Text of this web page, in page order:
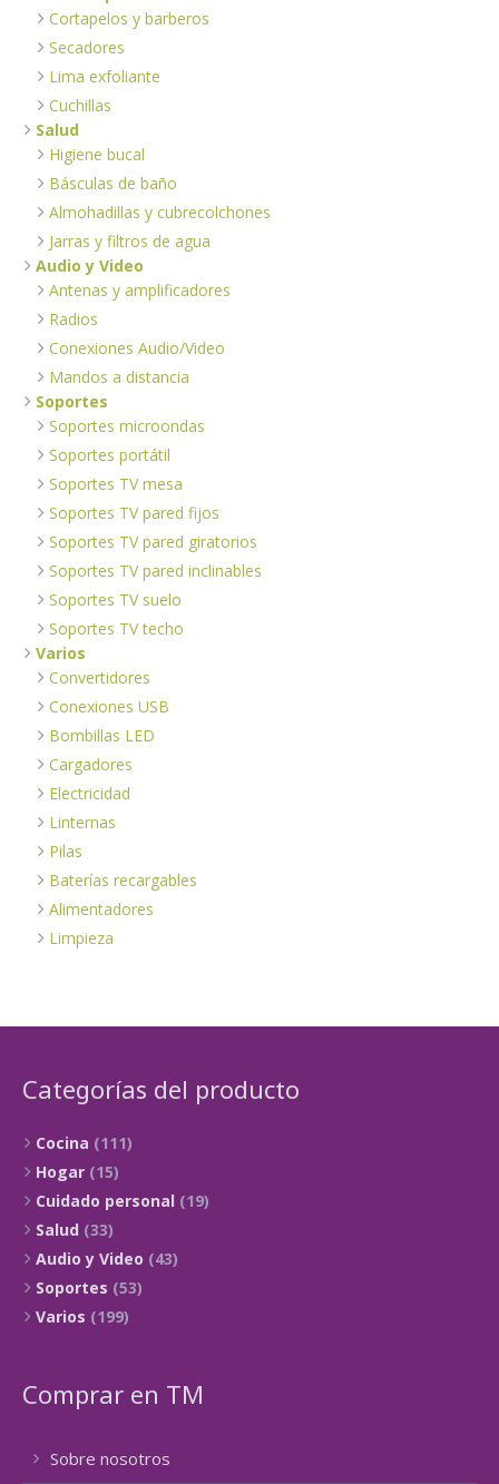
Cortapelos y barberos
Secadores
Lima exfoliante
Cuchillas
Salud
Higiene bucal
Básculas de baño
Almohadillas y cubrecolchones
Jarras y filtros de agua
Audio y Video
Antenas y amplificadores
Radios
Conexiones Audio/Video
Mandos a distancia
Soportes
Soportes microondas
Soportes portátil
Soportes TV mesa
Soportes TV pared fijos
Soportes TV pared giratorios
Soportes TV pared inclinables
Soportes TV suelo
Soportes TV techo
Varios
Convertidores
Conexiones USB
Bombillas LED
Cargadores
Electricidad
Linternas
Pilas
Baterías recargables
Alimentadores
Limpieza
Categorías del producto
Cocina (111)
Hogar (15)
Cuidado personal (19)
Salud (33)
Audio y Video (43)
Soportes (53)
Varios (199)
Comprar en TM
Sobre nosotros